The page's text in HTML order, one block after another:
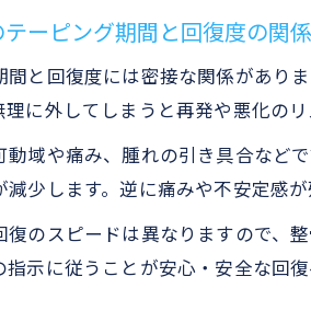
ーピング期間と回復度の関
間と回復度には密接な関係があり
理に外してしまうと再発や悪化の
動域や痛み、腫れの引き具合など
減少します。逆に痛みや不安定感
復のスピードは異なりますので、
指示に従うことが安心・安全な回復